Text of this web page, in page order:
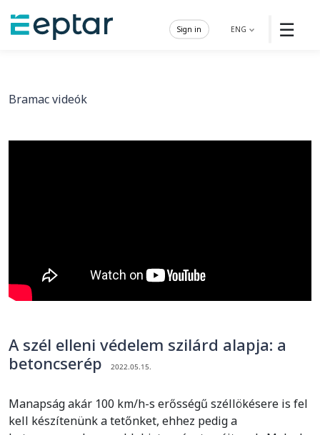
☰
ENG
Sign in
Bramac videók
A szél elleni védelem szilárd alapja: a
betoncserép
2022.05.15.
Manapság akár 100 km/h-s erősségű széllökésere is fel
kell készítenünk a tetőnket, ehhez pedig a